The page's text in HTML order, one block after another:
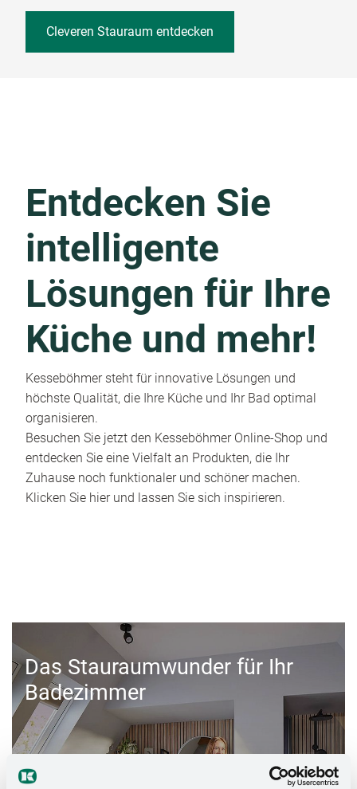
Cleveren Stauraum entdecken
Entdecken Sie
intelligente
Lösungen für Ihre
Küche und mehr!
Kesseböhmer steht für innovative Lösungen und
höchste Qualität, die Ihre Küche und Ihr Bad optimal
organisieren.
Besuchen Sie jetzt den Kesseböhmer Online-Shop und
entdecken Sie eine Vielfalt an Produkten, die Ihr
Zuhause noch funktionaler und schöner machen.
Klicken Sie hier und lassen Sie sich inspirieren.
Das Stauraumwunder für Ihr
Badezimmer